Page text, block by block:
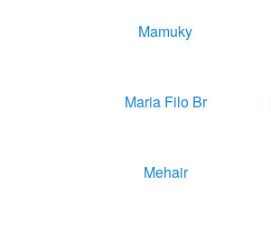
Mamuky
Maria Filo Br
Mehair